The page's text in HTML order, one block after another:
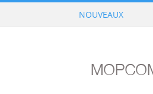
NOUVEAUX